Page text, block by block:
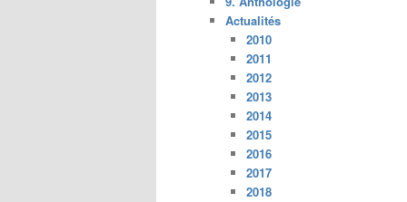
Actualités
2010
2011
2012
2013
2014
2015
2016
2017
2018